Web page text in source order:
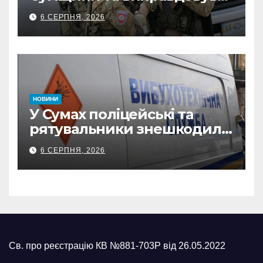
обстріли: СБУ викрила
прокремлівського агітатора
з Охтирки
6 СЕРПНЯ, 2026
НОВИНИ
У Сумах поліцейські та
рятувальники знешкодили
500-кілограмову авіабомбу
росіян
6 СЕРПНЯ, 2026
Св. про реєстрацію КВ №881-703Р від 26.05.2022